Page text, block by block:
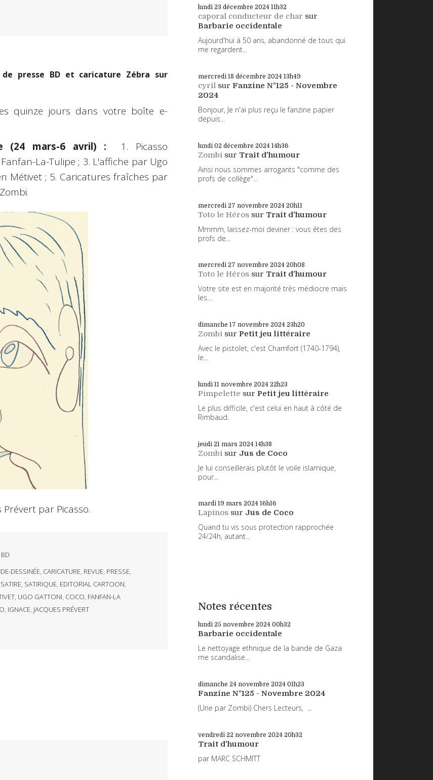
presse BD et caricature Zébra sur
quinze jours dans votre boîte e-
(24 mars-6 avril) : 1. Picasso
La-Tulipe ; 3. L'affiche par Ugo
Métivet ; 5. Caricatures fraîches par
par Picasso.
DESSINÉE, CARICATURE, REVUE, PRESSE,
SATIRE, SATIRIQUE, EDITORIAL CARTOON,
, UGO GATTONI, COCO, FANFAN-LA
, IGNACE, JACQUES PRÉVERT
lundi 23 décembre 2024 11h32
caporal conducteur de char sur
Barbarie occidentale
Aujourd'hui à 50 ans, abandonné de tous qui
me regardent...
mercredi 18 décembre 2024 13h49
cyril sur Fanzine N°125 - Novembre
2024
Bonjour, Je n'ai plus reçu le fanzine papier
depuis...
lundi 02 décembre 2024 14h36
Zombi sur Trait d'humour
Ainsi nous sommes arrogants "comme des
profs de collège"...
mercredi 27 novembre 2024 20h11
Toto le Héros sur Trait d'humour
Mmmm, laissez-moi deviner : vous êtes des
profs de...
mercredi 27 novembre 2024 20h08
Toto le Héros sur Trait d'humour
Votre site est en majorité très médiocre mais
les...
dimanche 17 novembre 2024 23h20
Zombi sur Petit jeu littéraire
Avec le pistolet, c'est Chamfort (1740-1794),
le...
lundi 11 novembre 2024 22h23
Pimpelette sur Petit jeu littéraire
Le plus difficile, c'est celui en haut à côté de
Rimbaud.
jeudi 21 mars 2024 14h38
Zombi sur Jus de Coco
Je lui conseillerais plutôt le voile islamique,
pour...
mardi 19 mars 2024 16h16
Lapinos sur Jus de Coco
Quand tu vis sous protection rapprochée
24/24h, autant...
Notes récentes
lundi 25 novembre 2024 00h32
Barbarie occidentale
Le nettoyage ethnique de la bande de Gaza
me scandalise...
dimanche 24 novembre 2024 01h23
Fanzine N°125 - Novembre 2024
(Une par Zombi) Chers Lecteurs, ...
vendredi 22 novembre 2024 20h32
Trait d'humour
par MARC SCHMITT